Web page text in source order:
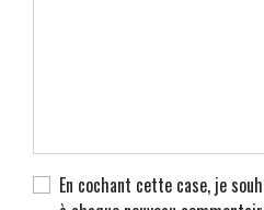
En cochant cette case, je